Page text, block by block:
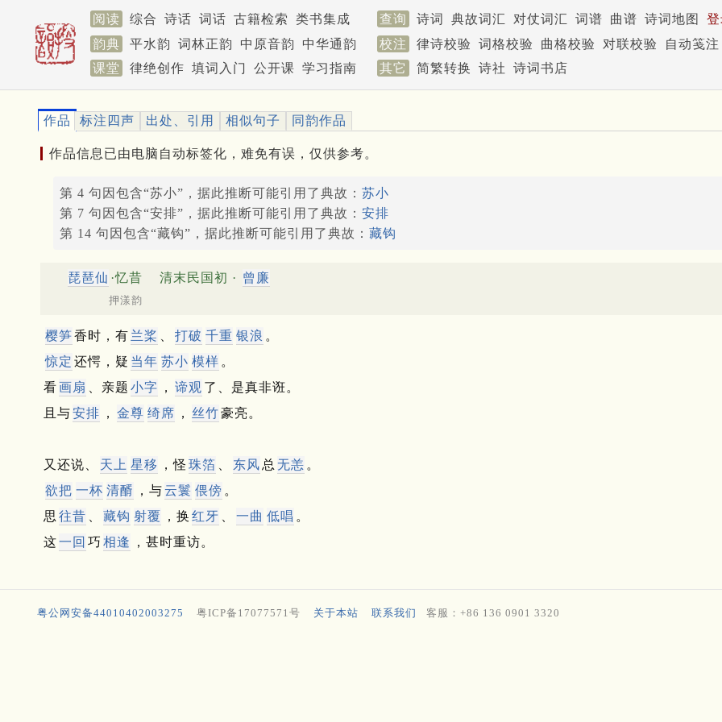
阅读 综合 诗话 词话 古籍检索 类书集成 查询 诗词 典故词汇 对仗词汇 词谱 曲谱 诗词地图
韵典
平水韵 词林正韵 中原音韵 中华通韵 校注 律诗校验 词格校验 曲格校验 对联校验
自动笺注
课堂
律绝创作 填词入门 公开课 学习指南 其它 简繁转换 诗社 诗词书店
作品 标注四声 出处、引用 相似句子 同韵作品
作品信息已由电脑自动标签化，难免有误，仅供参考。
第 4 句因包含“苏小”，据此推断可能引用了典故： 苏小
第 7 句因包含“安排”，据此推断可能引用了典故： 安排
第 14 句因包含“藏钩”，据此推断可能引用了典故： 藏钩
琵琶仙 ·忆昔 清末民国初 · 曾廉
押漾韵
樱笋香时，有 兰桨 打破 千重 银浪 。
惊定 还愕，疑 当年 苏小 模样 。
看画扇 、亲题 小字 ， 谛观 了、是真非诳。
且与安排 ， 金尊 绮席 ， 丝竹豪亮。
又还说、 天上 星移 ，怪 珠箔 东风 总 无恙 。
欲把 一杯 清醑 ，与云鬟 偎傍 。
思 往昔 藏钩 射覆 ，换 红牙 一曲 低唱 。
这一回 巧 相逢 ，甚时重访。
粤公网安备44010402003275 粤ICP备17077571号 关于本站 联系我们 客服：+86 136 0901 3320